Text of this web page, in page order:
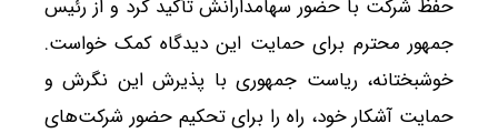
حفظ شرکت با حضور سهامدارانش تأکید کرد و از رئیس
جمهور محترم برای حمایت این دیدگاه کمک خواست.
خوشبختانه، ریاست جمهوری با پذیرش این نگرش و
حمایت آشکار خود، راه را برای تحکیم حضور شرکت‌های